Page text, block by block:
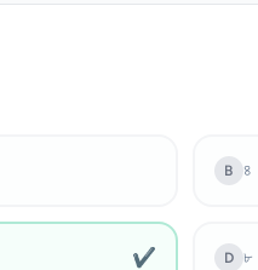
B ৪
✔ D ৮